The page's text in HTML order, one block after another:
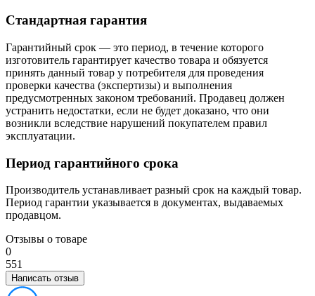
Стандартная гарантия
Гарантийный срок — это период, в течение которого
изготовитель гарантирует качество товара и обязуется
принять данный товар у потребителя для проведения
проверки качества (экспертизы) и выполнения
предусмотренных законом требований. Продавец должен
устранить недостатки, если не будет доказано, что они
возникли вследствие нарушений покупателем правил
эксплуатации.
Период гарантийного срока
Производитель устанавливает разный срок на каждый товар.
Период гарантии указывается в документах, выдаваемых
продавцом.
Отзывы о товаре
0
551
Написать отзыв